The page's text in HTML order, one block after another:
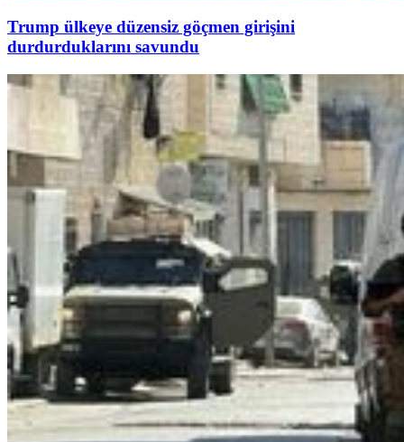
Trump ülkeye düzensiz göçmen girişini
durdurduklarını savundu